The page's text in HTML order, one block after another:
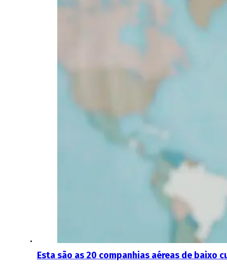
Esta são as 20 companhias aéreas de baixo